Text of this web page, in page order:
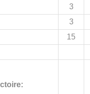
3
3
15